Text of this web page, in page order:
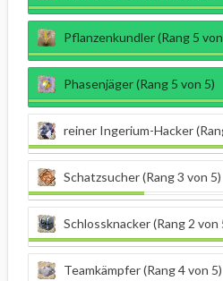
Pflanzenkundler (Rang 5
Phasenjäger (Rang 5 von 5)
reiner Ingerium-Hacker
Schatzsucher (Rang 3 von 5)
Schlossknacker (Rang 2 von
Teamkämpfer (Rang 4 von 5)